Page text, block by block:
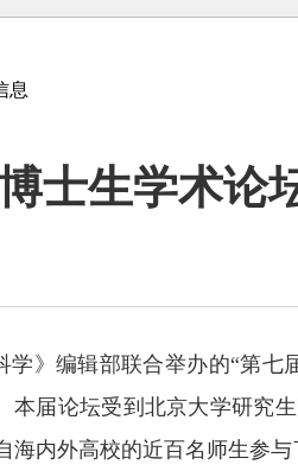
息
士生学术论
学》编辑部联合举办的“第
本届论坛受到北京大学研究
内外高校的近百名师生参与